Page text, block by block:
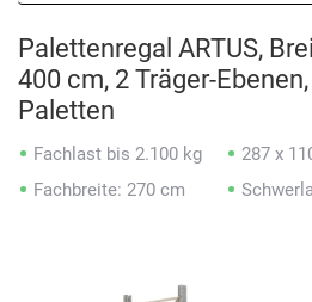
Palettenregal ARTUS,
400 cm, 2 Träger-
Paletten
Fachlast bis 2.100 kg
Fachbreite: 270 cm
287 x